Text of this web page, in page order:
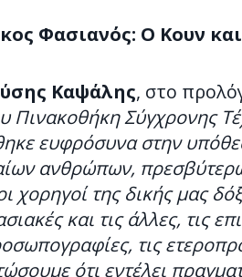
Φασιανός: Ο Κουν
Καψάλης, στο
Πινακοθήκη Σύγχρονης
ευφρόσυνα στην
ανθρώπων,
χορηγοί της δικής μας
και τις άλλες, τις
τις
ότι εντέλει